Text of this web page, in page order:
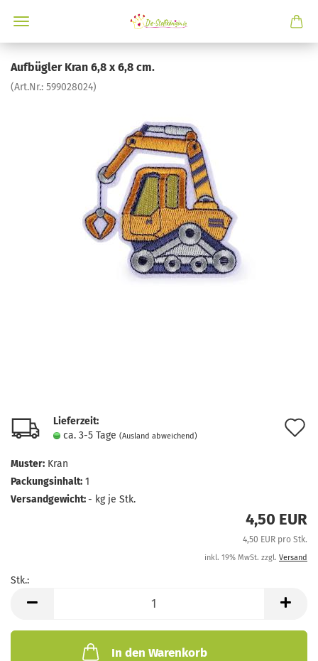
Aufbügler Kran 6,8 x 6,8 cm.
(Art.Nr.: 599028024)
Lieferzeit:
ca. 3-5 Tage (Ausland abweichend)
Muster: Kran
Packungsinhalt: 1
Versandgewicht:- kg je Stk.
4,50 EUR
4,50 EUR pro Stk.
inkl. 19% MwSt. zzgl. Versand
Stk.:
In den Warenkorb